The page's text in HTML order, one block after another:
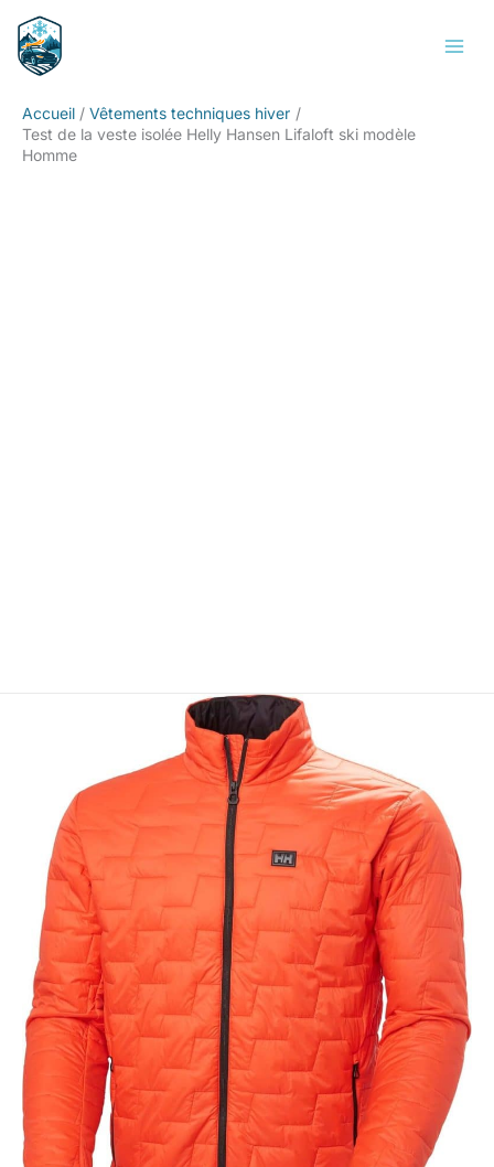
contenu
Accueil
Vêtements techniques hiver
Test de la veste isolée Helly Hansen Lifaloft ski modèle
Homme
Rechercher